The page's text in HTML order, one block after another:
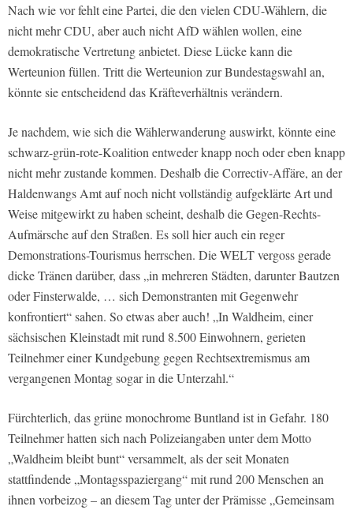
Nach wie vor fehlt eine Partei, die den vielen CDU-Wählern, die
nicht mehr CDU, aber auch nicht AfD wählen wollen, eine
demokratische Vertretung anbietet. Diese Lücke kann die
Werteunion füllen. Tritt die Werteunion zur Bundestagswahl an,
könnte sie entscheidend das Kräfteverhältnis verändern.
Je nachdem, wie sich die Wählerwanderung auswirkt, könnte eine
schwarz-grün-rote-Koalition entweder knapp noch oder eben knapp
nicht mehr zustande kommen. Deshalb die Correctiv-Affäre, an der
Haldenwangs Amt auf noch nicht vollständig aufgeklärte Art und
Weise mitgewirkt zu haben scheint, deshalb die Gegen-Rechts-
Aufmärsche auf den Straßen. Es soll hier auch ein reger
Demonstrations-Tourismus herrschen. Die WELT vergoss gerade
dicke Tränen darüber, dass „in mehreren Städten, darunter Bautzen
oder Finsterwalde, … sich Demonstranten mit Gegenwehr
konfrontiert“ sahen. So etwas aber auch! „In Waldheim, einer
sächsischen Kleinstadt mit rund 8.500 Einwohnern, gerieten
Teilnehmer einer Kundgebung gegen Rechtsextremismus am
vergangenen Montag sogar in die Unterzahl.“
Fürchterlich, das grüne monochrome Buntland ist in Gefahr. 180
Teilnehmer hatten sich nach Polizeiangaben unter dem Motto
„Waldheim bleibt bunt“ versammelt, als der seit Monaten
stattfindende „Montagsspaziergang“ mit rund 200 Menschen an
ihnen vorbeizog – an diesem Tag unter der Prämisse „Gemeinsam